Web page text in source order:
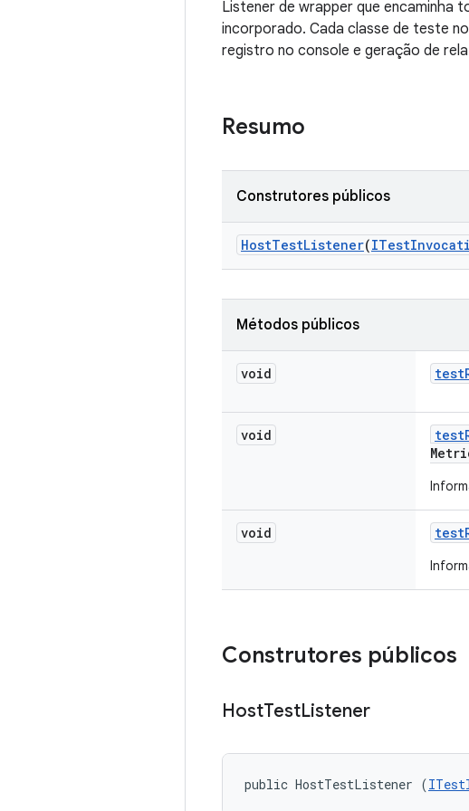
Listener de wrapper que encaminha
incorporado. Cada classe de teste
registro no console e geração de
Resumo
Construtores públicos
HostTestListener(ITest
Métodos públicos
void test
void test
void test
Construtores públicos
HostTestListener
public HostTestListener (